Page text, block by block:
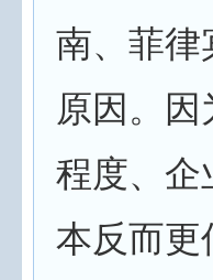
南、菲律
原因。
程度、企
本反而更